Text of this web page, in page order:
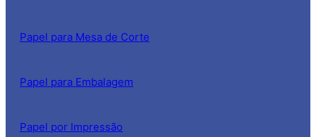
Papel para Mesa de Corte
Papel para Embalagem
Papel por Impressão